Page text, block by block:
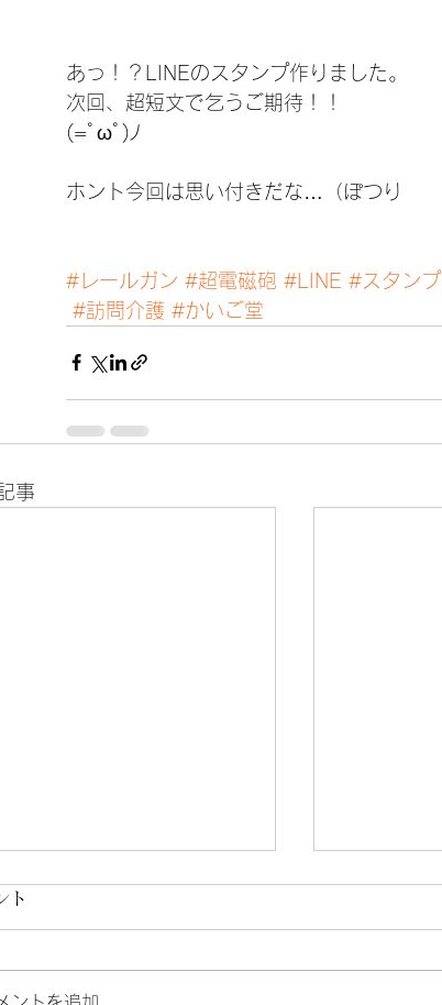
あっ！？LINEのスタンプ作りました。
次回、超短文で乞うご期待！！
(=ﾟωﾟ)ﾉ
ホント今回は思い付きだな…（ぽつり
#レールガン #超電磁砲 #LINE #スタンプ
#訪問介護 #かいご堂
事
ト